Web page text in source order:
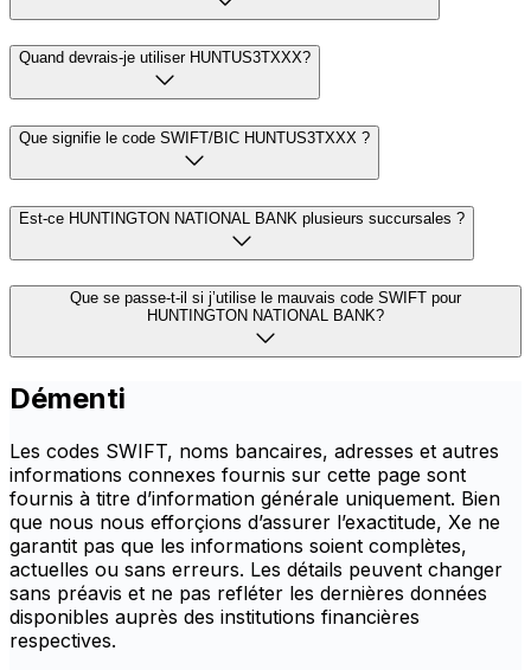
Quand devrais-je utiliser HUNTUS3TXXX?
Que signifie le code SWIFT/BIC HUNTUS3TXXX ?
Est-ce HUNTINGTON NATIONAL BANK plusieurs succursales ?
Que se passe-t-il si j’utilise le mauvais code SWIFT pour
HUNTINGTON NATIONAL BANK?
Démenti
Les codes SWIFT, noms bancaires, adresses et autres
informations connexes fournis sur cette page sont
fournis à titre d’information générale uniquement. Bien
que nous nous efforçions d’assurer l’exactitude, Xe ne
garantit pas que les informations soient complètes,
actuelles ou sans erreurs. Les détails peuvent changer
sans préavis et ne pas refléter les dernières données
disponibles auprès des institutions financières
respectives.